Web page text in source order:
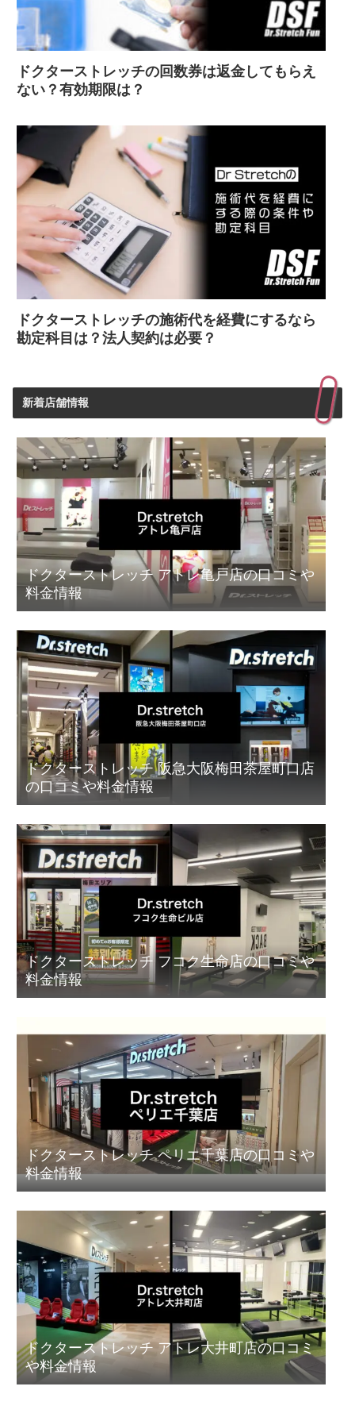
ドクターストレッチの回数券は返金してもらえ
ない？有効期限は？
ドクターストレッチの施術代を経費にするなら
勘定科目は？法人契約は必要？
新着店舗情報
ドクターストレッチ アトレ亀戸店の口コミや
料金情報
ドクターストレッチ 阪急大阪梅田茶屋町口店
の口コミや料金情報
ドクターストレッチ フコク生命店の口コミや
料金情報
ドクターストレッチ ペリエ千葉店の口コミや
料金情報
ドクターストレッチ アトレ大井町店の口コミ
や料金情報